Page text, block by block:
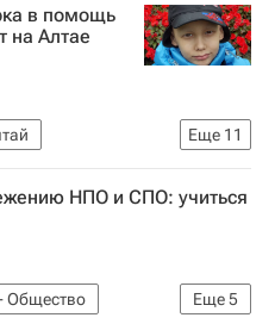
мирв помощь
на Алтае
Еще 11
преград
Европа
вопросы
НПО и СПО: учиться
Еще5
Общество